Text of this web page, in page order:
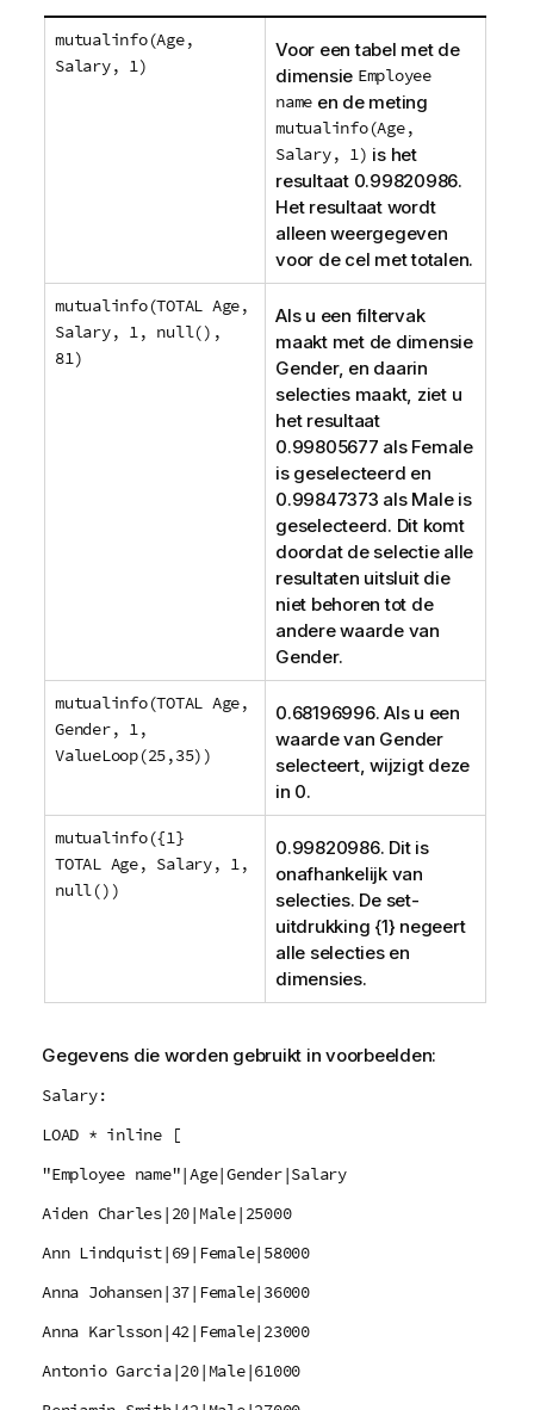
mutualinfo(Age,
Salary, 1)
Voor een tabel met de
dimensie Employee
name en de meting
mutualinfo(Age,
Salary, 1) is het
resultaat 0.99820986.
Het resultaat wordt
alleen weergegeven
voor de cel met totalen.
mutualinfo(TOTAL Age,
Salary, 1, null(),
81)
Als u een filtervak
maakt met de dimensie
Gender, en daarin
selecties maakt, ziet u
het resultaat
0.99805677 als Female
is geselecteerd en
0.99847373 als Maleis
geselecteerd. Dit komt
doordat de selectie alle
resultaten uitsluit die
niet behoren tot de
andere waarde van
Gender.
mutualinfo(TOTAL Age,
Gender, 1,
ValueLoop(25,35))
0.68196996. Als u een
waarde van Gender
selecteert, wijzigt deze
in 0.
mutualinfo({1}
TOTAL Age, Salary, 1,
null())
0.99820986. Dit is
onafhankelijk van
selecties. De set-
uitdrukking {1} negeert
alle selecties en
dimensies.
Gegevens die worden gebruikt in voorbeelden:
Salary:
LOAD * inline [
"Employee name"|Age|Gender|Salary
Aiden Charles|20|Male|25000
Ann Lindquist|69|Female|58000
Anna Johansen|37|Female|36000
Anna Karlsson|42|Female|23000
Antonio Garcia|20|Male|61000